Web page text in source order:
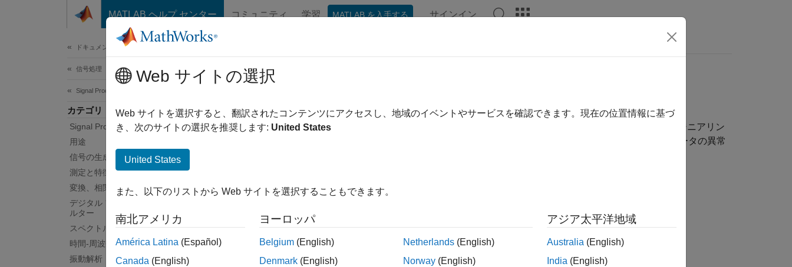
コンテンツへスキップ
MATLAB ヘルプ センター コミュニティ 学習 MATLAB を入手する サインイン
ドキュメンテーションのホーム
信号処理
Signal Processing Toolbox
カテゴリ
Signal Processing Toolbox 入門
用途
信号の生成、解析、および前処理
測定と特徴抽出
変換、相関、およびモデリング
デジタル フィルターとアナログ フィ
ルター
スペクトル解析
時間-周波数解析
振動解析
信号向け AI
信号のラベル付け、特徴量エンジニアリング、分類、データ セット生成、異常検出
Signal Processing Toolbox™ は、機械学習と深層学習のワークフロー用に信号のラベル付け、特徴量エンジニアリン
グ、分類、およびデータ セット生成を実行するための機能を提供します。このツールボックスは、信号データの異常
カテゴリ
信号属性の分類、sequence-to-sequence 分類を使用した信号セグメンテーションの実行
信号ノイズ除去、位相再生、およびソース分離
Web サイトの選択
Web サイトを選択すると、翻訳されたコンテンツにアクセスし、地域のイベントやサービスを確認できます。現在の位置情報に基づ
き、次のサイトの選択を推奨します: United States
United States
また、以下のリストから Web サイトを選択することもできます。
南北アメリカ
América Latina (Español)
Canada (English)
ヨーロッパ
Belgium (English)
Denmark (English)
Netherlands (English)
Norway (English)
アジア太平洋地域
Australia (English)
India (English)